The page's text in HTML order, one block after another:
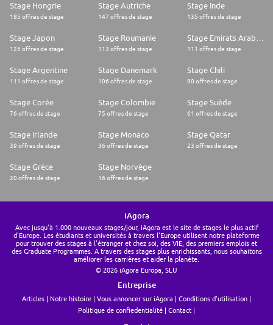
Stage Hongrie
185 offres de stage
Stage Autriche
147 offres de stage
Stage Inde
135 offres de stage
Stage Japon
125 offres de stage
Stage Roumanie
113 offres de stage 111 offres de stage
Stage Argentine
111 offres de stage
Stage Danemark
106 offres de stage
Stage Chili
90 offres de stage
Stage Corée
76 offres de stage
Stage Colombie
75 offres de stage
Stage Suède
61 offres de stage
Stage Irlande
39 offres de stage
Stage Monaco
36 offres de stage
Stage Qatar
23 offres de stage
Stage Grèce
20 offres de stage
Stage Norvège
16 offres de stage
iAgora
Avec jusqu'à 1.000 nouveaux stages/jour, iAgora est le site de stages le plus actif
d'Europe. Les étudiants et universités à travers l'Europe utilisent notre plateforme
pour trouver des stages à l'étranger et chez soi, des VIE, des premiers emplois et
des Graduate Programmes. A travers des stages plus enrichissants, nous souhaitons
améliorer les carrières et aider la planète.
© 2026 iAgora Europa, SLU
Entreprise
Articles Notre histoire Vous annoncer sur iAgora
Conditions d'utilisation
Politique de confiedentialité
Contact